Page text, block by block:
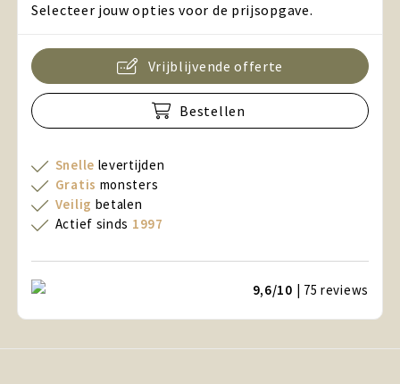
Selecteer jouw opties voor de prijsopgave.
Vrijblijvende offerte
Bestellen
Snelle levertijden
Gratis monsters
Veilig betalen
Actief sinds 1997
9,6/10 | 75reviews